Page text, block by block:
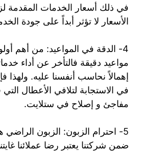
في ذلك أسعار الخدمات المقدمة
الأسعار لا تؤثر أبداً على جودة
4- الدقة في المواعيد: من أهم
مواعيد دقيقة فالتأخر عن أداء
إهمالاً نحاسب أنفسنا عليه. ولهذا
في الاستجابة لتلافي الأعطال
مفاجئ و إصلاح في ستلايت.
5- احترام الزبون: الزبون
ضمن شركتنا يعتبر رضا عملائنا